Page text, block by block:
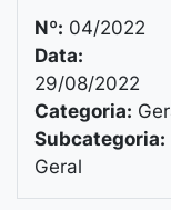
Nº: 04/2022
Data:
29/08/2022
Categoria:
Subcategoria:
Geral